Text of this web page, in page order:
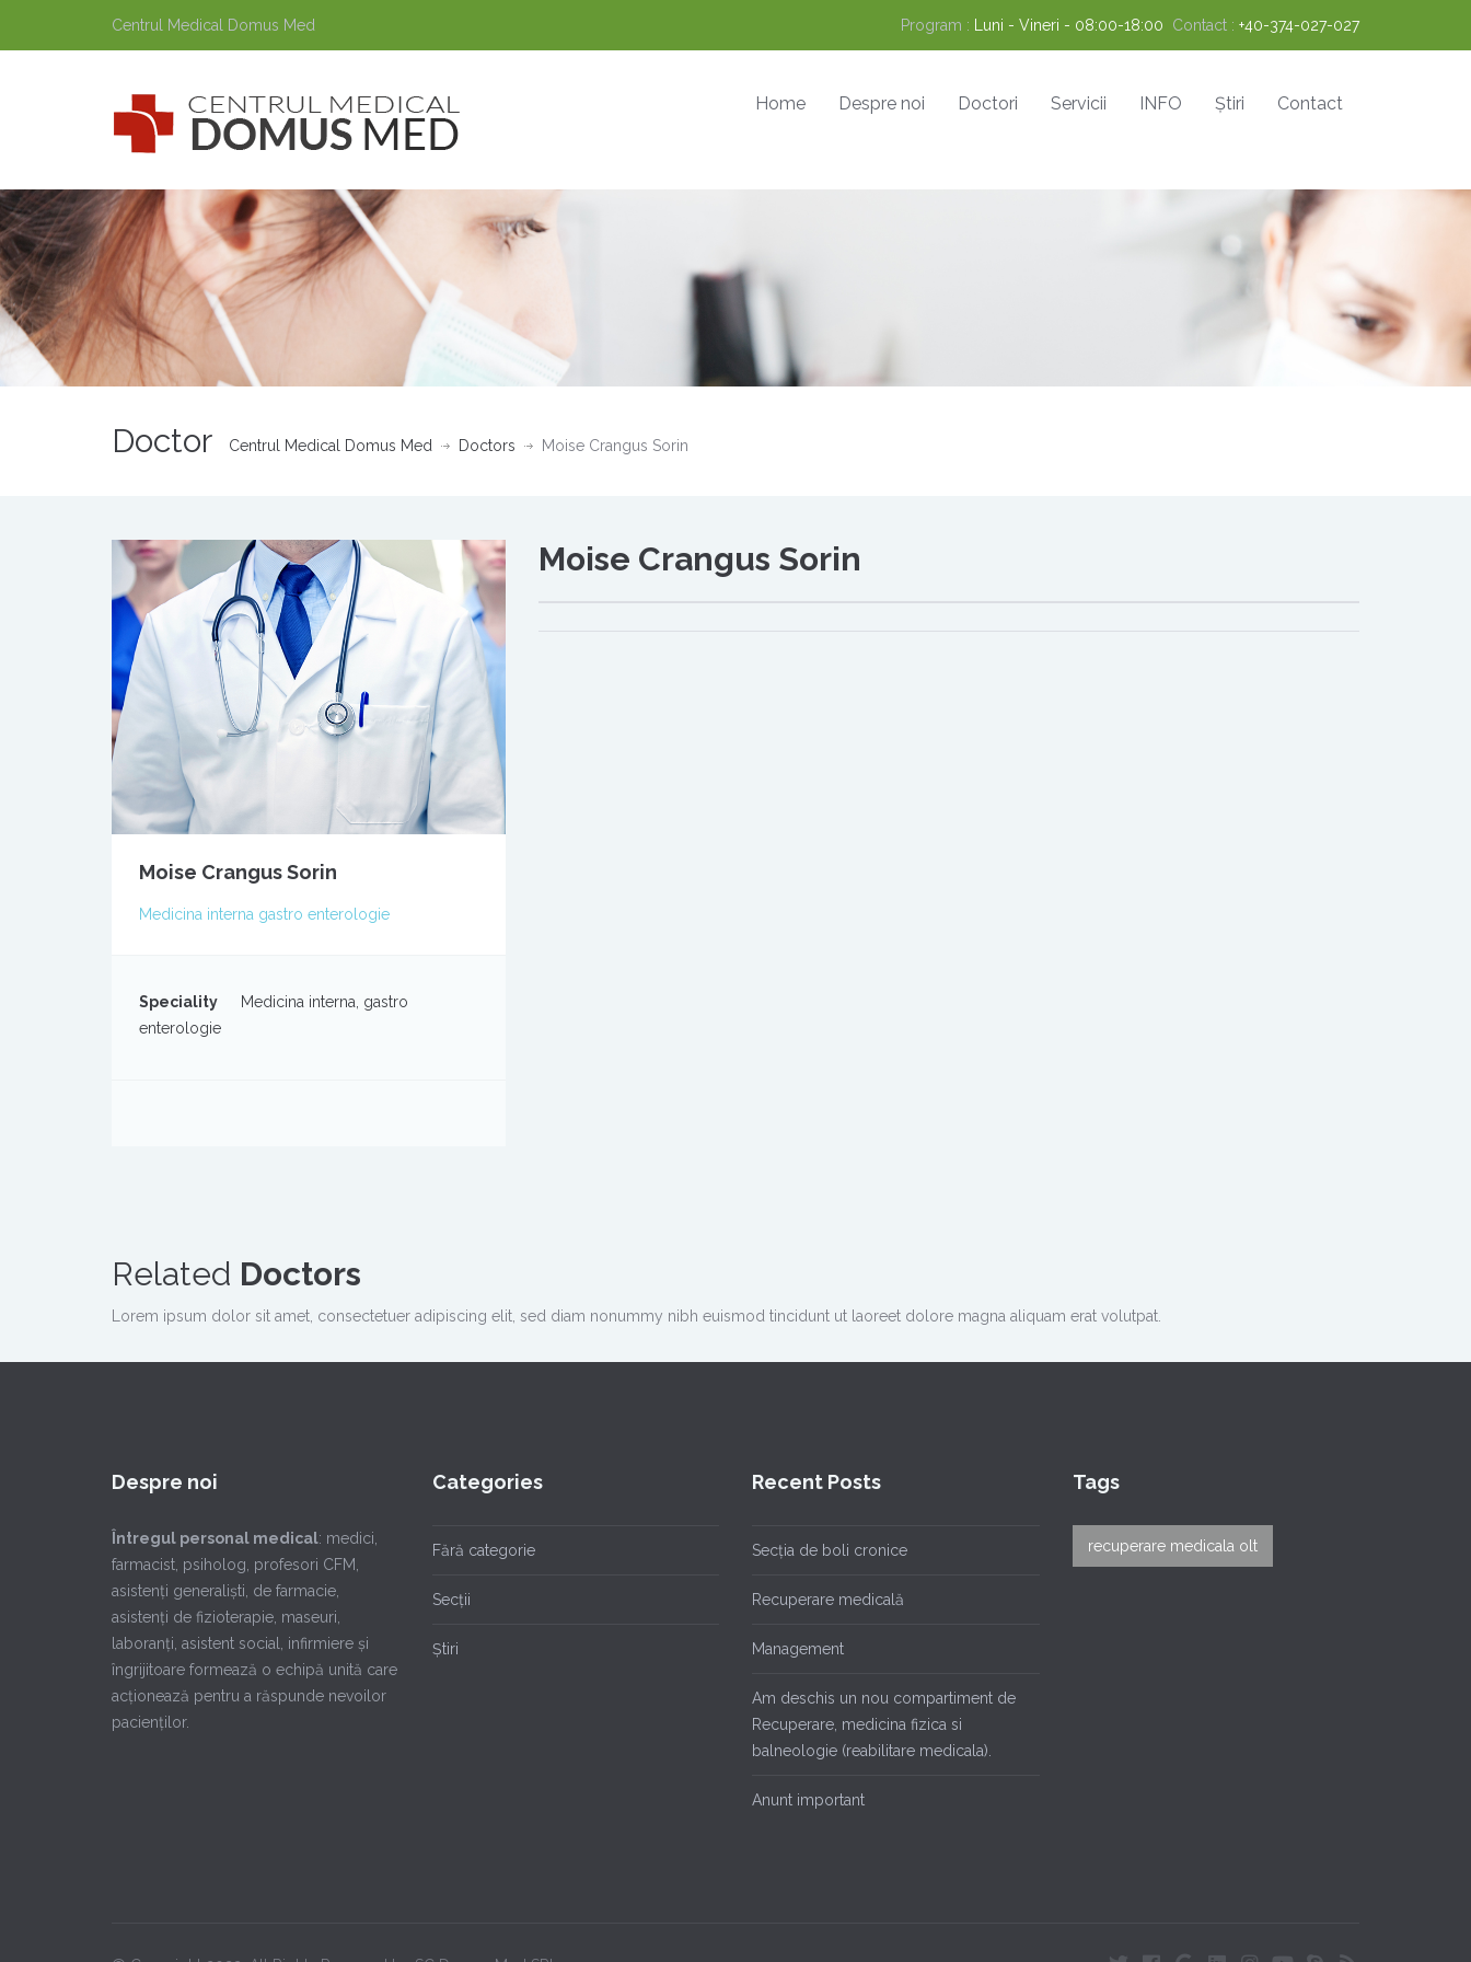
Centrul Medical Domus Med Program : Luni - Vineri - 08:00-18:00 Contact : +40-374-027-027
Home Despre noi Doctori Servicii INFO Știri Contact
Doctor Centrul Medical Domus Med Doctors Moise Crangus Sorin
Moise Crangus Sorin
Medicina interna gastro enterologie
Speciality
Medicina interna, gastro
enterologie
Moise Crangus Sorin
Related Doctors
Lorem ipsum dolor sit amet, consectetuer adipiscing elit, sed diam nonummy nibh euismod tincidunt ut laoreet dolore magna aliquam erat volutpat.
Despre noi
Întregul personal medical: medici,
farmacist, psiholog, profesori CFM,
asistenţi generalişti, de farmacie,
asistenţi de fizioterapie, maseuri,
laboranţi, asistent social, infirmiere şi
îngrijitoare formează o echipă unită care
acţionează pentru a răspunde nevoilor
pacienţilor.
Categories
Fără categorie
Secții
Știri
Recent Posts
Secția de boli cronice
Recuperare medicală
Management
Am deschis un nou compartiment de
Recuperare, medicina fizica si
balneologie (reabilitare medicala).
Anunt important
Tags
recuperare medicala olt